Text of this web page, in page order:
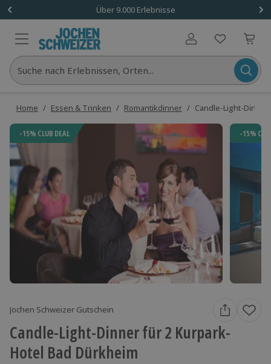
Über 9.000 Erlebnisse
Benutzerkonto
Suche nach Erlebnissen, Orten...
Home / Essen & Trinken / Romantikdinner / Candle-Light-
-15% CLUB DEAL -15%
Jochen Schweizer Gutschein
Candle-Light-Dinner für 2 Kurpark-
Hotel Bad Dürkheim